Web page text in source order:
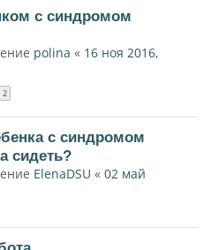
с синдромом
polina « 16 ноя 2016,
2
с синдромом
сидеть?
ElenaDSU « 02 май